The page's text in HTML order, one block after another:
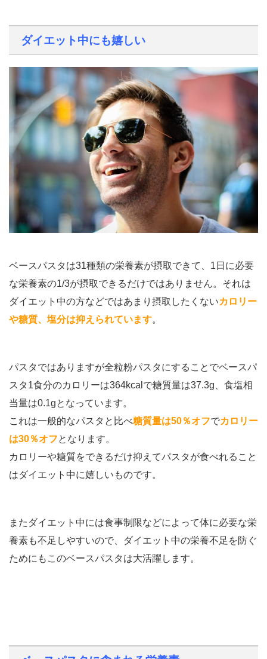
ダイエット中にも嬉しい
ベースパスタは31種類の栄養素が摂取できて、1日に必要
な栄養素の1/3が摂取できるだけではありません。それは
ダイエット中の方などではあまり摂取したくないカロリー
や糖質、塩分は抑えられています。
パスタではありますが全粒粉パスタにすることでベースパ
スタ1食分のカロリーは364kcalで糖質量は37.3g、食塩相
当量は0.1gとなっています。
これは一般的なパスタと比べ糖質量は50％オフでカロリー
は30％オフとなります。
カロリーや糖質をできるだけ抑えてパスタが食べれること
はダイエット中に嬉しいものです。
またダイエット中には食事制限などによって体に必要な栄
養素も不足しやすいので、ダイエット中の栄養不足を防ぐ
ためにもこのベースパスタは大活躍します。